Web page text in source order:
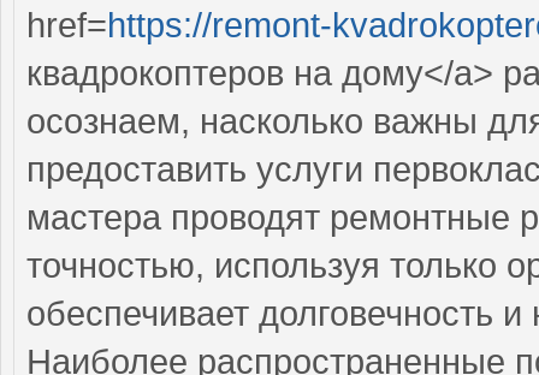
href=https://remont-
квадрокоптеров на дому</a>
осознаем, насколько важны
предоставить услуги
мастера проводят ремонтные
точностью, используя только
обеспечивает долговечность
Наиболее распространенные